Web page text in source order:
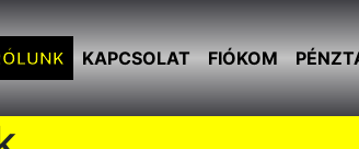
KAPCSOLAT FIÓKOM